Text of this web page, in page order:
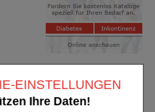
EINSTELLUNGEN
Ihre Daten!